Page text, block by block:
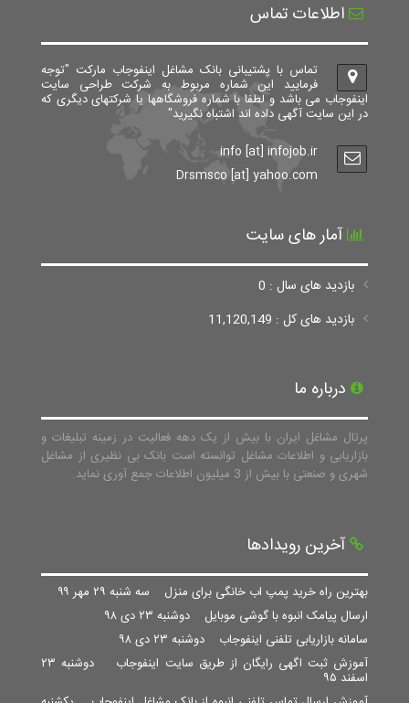
اطلاعات تماس
تماس با پشتیبانی بانک مشاغل اینفوجاب مارکت "توجه
فرمایید این شماره مربوط به شرکت طراحی سایت
اینفوجاب می باشد و لطفا با شماره فروشگاهها یا شرکتهای دیگری که
در این سایت آگهی داده اند اشتباه نگیرید"
info [at] infojob.ir
Drsmsco [at] yahoo.com
آمار های سایت
بازدید های سال : 0
بازدید های کل : 11,120,149
درباره ما
پرتال مشاغل ایران با بیش از یک دهه فعالیت در زمینه تبلیغات و
بازاریابی و اطلاعات مشاغل توانسته است بانک بی نظیری از مشاغل
شهری و صنعتی با بیش از 3 میلیون اطلاعات جمع آوری نماید.
آخرین رویدادها
بهترین راه خرید پمپ اب خانگی برای منزل سه شنبه ۲۹ مهر ۹۹
ارسال پیامک انبوه با گوشی موبایل دوشنبه ۲۳ دی ۹۸
سامانه بازاریابی تلفنی اینفوجاب دوشنبه ۲۳ دی ۹۸
آموزش ثبت اگهی رایگان از طریق سایت اینفوجاب
دوشنبه ۲۳
اسفند ۹۵